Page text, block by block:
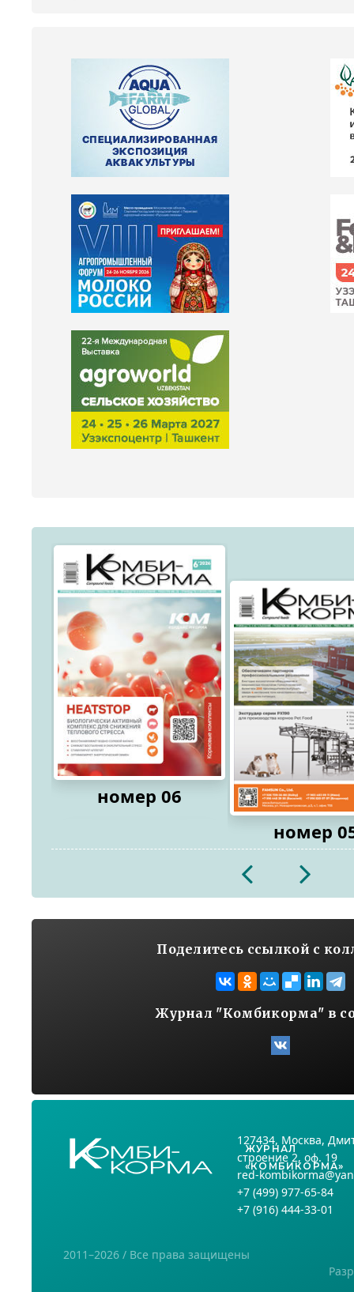
номер 06
номер
2026
Поделитесь ссылкой с
Журнал "Комбикорма" в
ЖУРНАЛ
«КОМБИКОРМА»
127434, Москва,
строение 2, оф. 19
red-
+7 (499) 977-65-84
+7 (916) 444-33-01
2011–2026 / Все права защищены